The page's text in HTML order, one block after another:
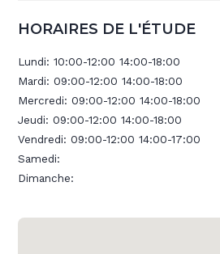
HORAIRES DE L'ÉTUDE
Lundi:10:00-12:00 14:00-18:00
Mardi:09:00-12:00 14:00-18:00
Mercredi:09:00-12:00 14:00-18:00
Jeudi:09:00-12:00 14:00-18:00
Vendredi:09:00-12:00 14:00-17:00
Samedi:
Dimanche: